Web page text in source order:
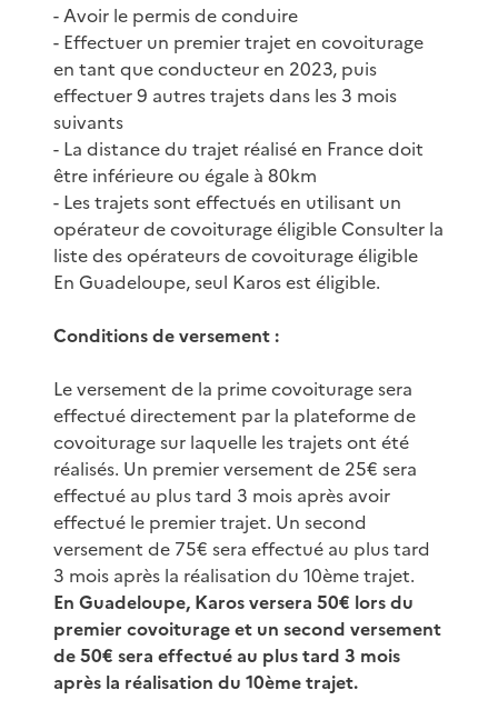
- Avoir le permis de conduire
- Effectuer un premier trajet en covoiturage
en tant que conducteur en 2023, puis
effectuer 9 autres trajets dans les 3 mois
suivants
- La distance du trajet réalisé en France doit
être inférieure ou égale à 80km
- Les trajets sont effectués en utilisant un
opérateur de covoiturage éligible Consulter la
liste des opérateurs de covoiturage éligible
En Guadeloupe, seul Karos est éligible.
Conditions de versement :
Le versement de la prime covoiturage sera
effectué directement par la plateforme de
covoiturage sur laquelle les trajets ont été
réalisés. Un premier versement de 25€ sera
effectué au plus tard 3 mois après avoir
effectué le premier trajet. Un second
versement de 75€ sera effectué au plus tard
3 mois après la réalisation du 10ème trajet.
En Guadeloupe, Karos versera 50€ lors du
premier covoiturage et un second versement
de 50€ sera effectué au plus tard 3 mois
après la réalisation du 10ème trajet.